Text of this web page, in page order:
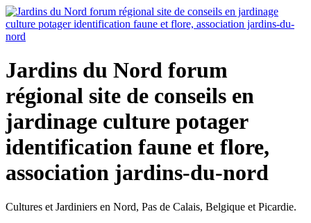
Jardins du Nord forum
régional site de conseils en
jardinage culture potager
identification faune et flore,
association jardins-du-nord
Cultures et Jardiniers en Nord, Pas de Calais, Belgique et Picardie.